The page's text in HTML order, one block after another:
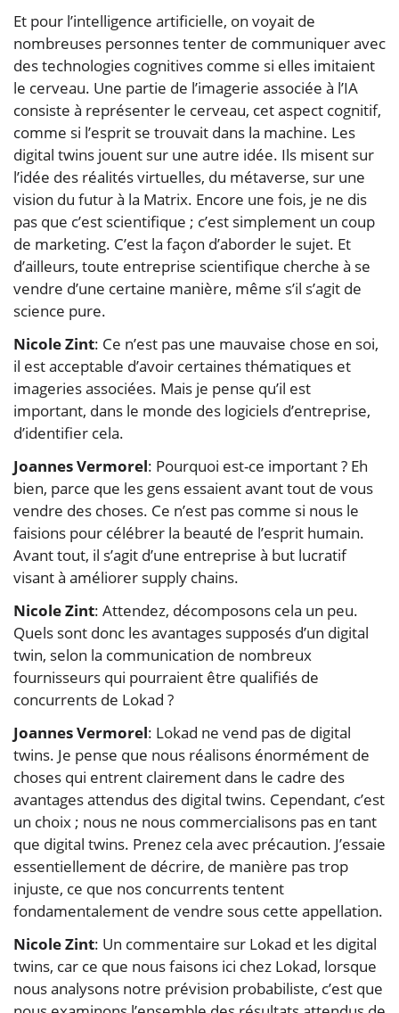
Et pour l’intelligence artificielle, on voyait de
nombreuses personnes tenter de communiquer avec
des technologies cognitives comme si elles imitaient
le cerveau. Une partie de l’imagerie associée à l’IA
consiste à représenter le cerveau, cet aspect cognitif,
comme si l’esprit se trouvait dans la machine. Les
digital twins jouent sur une autre idée. Ils misent sur
l’idée des réalités virtuelles, du métaverse, sur une
vision du futur à la Matrix. Encore une fois, je ne dis
pas que c’est scientifique ; c’est simplement un coup
de marketing. C’est la façon d’aborder le sujet. Et
d’ailleurs, toute entreprise scientifique cherche à se
vendre d’une certaine manière, même s’il s’agit de
science pure.
Nicole Zint: Ce n’est pas une mauvaise chose en soi,
il est acceptable d’avoir certaines thématiques et
imageries associées. Mais je pense qu’il est
important, dans le monde des logiciels d’entreprise,
d’identifier cela.
Joannes Vermorel: Pourquoi est-ce important ? Eh
bien, parce que les gens essaient avant tout de vous
vendre des choses. Ce n’est pas comme si nous le
faisions pour célébrer la beauté de l’esprit humain.
Avant tout, il s’agit d’une entreprise à but lucratif
visant à améliorer supply chains.
Nicole Zint: Attendez, décomposons cela un peu.
Quels sont donc les avantages supposés d’un digital
twin, selon la communication de nombreux
fournisseurs qui pourraient être qualifiés de
concurrents de Lokad ?
Joannes Vermorel: Lokad ne vend pas de digital
twins. Je pense que nous réalisons énormément de
choses qui entrent clairement dans le cadre des
avantages attendus des digital twins. Cependant, c’est
un choix ; nous ne nous commercialisons pas en tant
que digital twins. Prenez cela avec précaution. J’essaie
essentiellement de décrire, de manière pas trop
injuste, ce que nos concurrents tentent
fondamentalement de vendre sous cette appellation.
Nicole Zint: Un commentaire sur Lokad et les digital
twins, car ce que nous faisons ici chez Lokad, lorsque
nous analysons notre prévision probabiliste, c’est que